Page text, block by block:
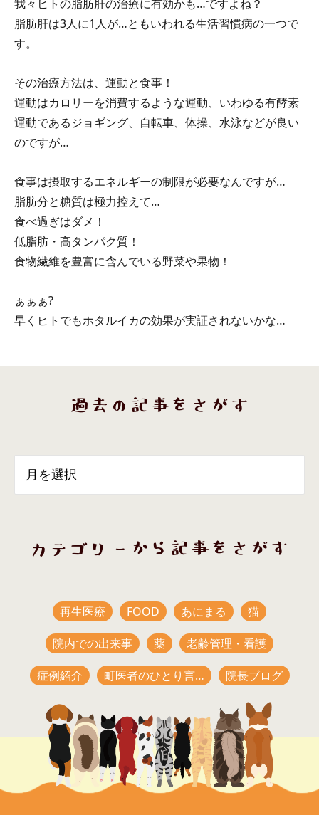
我々ヒトの脂肪肝の治療に有効かも…ですよね？
脂肪肝は3人に1人が…ともいわれる生活習慣病の一つで
す。
その治療方法は、運動と食事！
運動はカロリーを消費するような運動、いわゆる有酵素
運動であるジョギング、自転車、体操、水泳などが良い
のですが…
食事は摂取するエネルギーの制限が必要なんですが…
脂肪分と糖質は極力控えて…
食べ過ぎはダメ！
低脂肪・高タンパク質！
食物繊維を豊富に含んでいる野菜や果物！
ぁぁぁ?
早くヒトでもホタルイカの効果が実証されないかな…
過去の記事をさがす
カテゴリーから記事をさがす
再生医療 FOOD あにまる 猫
院内での出来事 薬 老齢管理・看護
症例紹介 町医者のひとり言… 院長ブログ